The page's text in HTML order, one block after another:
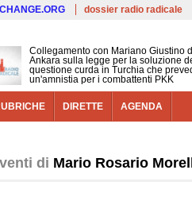
Salta al
dossier radio radicale
Collegamento con Mariano Giustino
Ankara sulla legge per la soluzione
questione curda in Turchia che
un'amnistia per i combattenti PKK
DIRETTE AGENDA
di Mario Rosario